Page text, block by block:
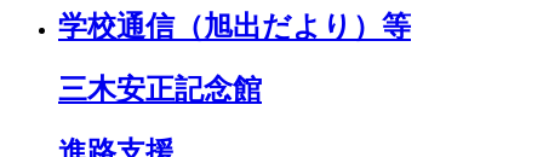
学校通信（旭出だより）等
三木安正記念館